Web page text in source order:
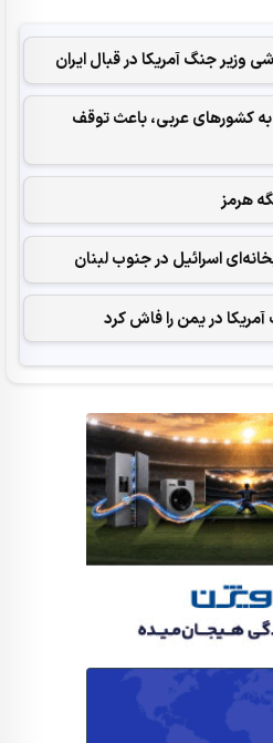
وزیر جنگ آمریکا در قبال ایران
به کشورهای عربی، باعث توقف
هرمز
اسرائیل در جنوب لبنان
در یمن را فاش کرد